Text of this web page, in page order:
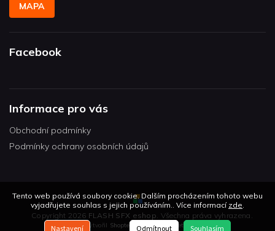
Tento web používá soubory cookie. Dalším procházením tohoto webu
vyjadřujete souhlas s jejich používáním.. Více informací zde.
Nastavení Odmítnout Souhlasím
MAPA
Facebook
Informace pro vás
Obchodní podmínky
Podmínky ochrany osobních údajů
Copyright 2026 FLASH SFX eshop. Všechna práva vyhrazena.
Vytvořil Shoptet | Design Shoptetak.cz